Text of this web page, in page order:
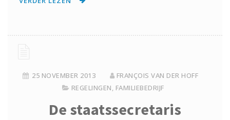
25 NOVEMBER 2013
FRANÇOIS VAN DER HOFF
REGELINGEN, FAMILIEBEDRIJF
De staatssecretaris